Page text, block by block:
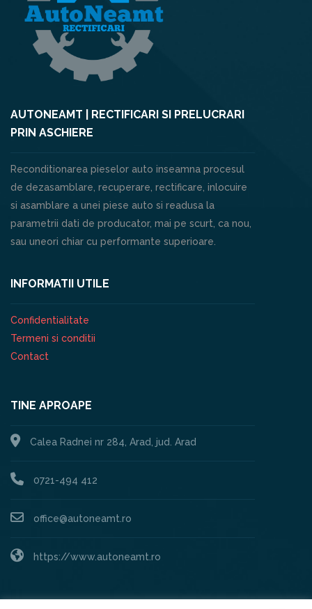
AUTONEAMT | RECTIFICARI SI PRELUCRARI
PRIN ASCHIERE
Reconditionarea pieselor auto inseamna procesul
de dezasamblare, recuperare, rectificare, inlocuire
si asamblare a unei piese auto si readusa la
parametrii dati de producator, mai pe scurt, ca nou,
sau uneori chiar cu performante superioare.
INFORMATII UTILE
Confidentialitate
Termeni si conditii
Contact
TINE APROAPE
Calea Radnei nr 284, Arad, jud. Arad
0721-494 412
office@autoneamt.ro
https://www.autoneamt.ro